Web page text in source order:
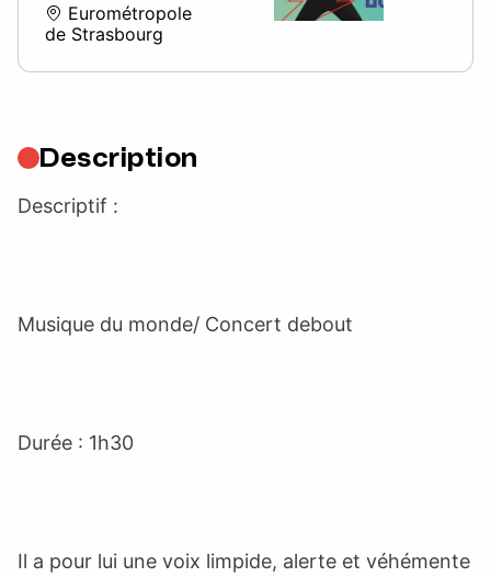
Eurométropole
de Strasbourg
Description
Descriptif :
Musique du monde/ Concert debout
Durée : 1h30
Il a pour lui une voix limpide, alerte et véhémente